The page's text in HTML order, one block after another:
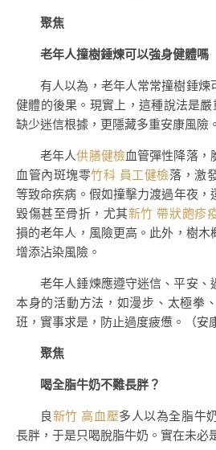
聚焦
老年人撞樹錘煉可以強身健體嗎
有人以為，老年人常常撞樹錘煉
健體的後果。現實上，這種說法是嚴
缺少迷信根據，更隱藏多重安康風險。
老年人供膳健檢血管彈性降落，
血管內斑塊零竹科 員工健檢落，激
等致命疾病。假如撞擊力渡過年夜，
毀傷甚至骨折，尤其新竹 帶狀皰疹
損的老年人，風險更高。此外，樹木
增添沾染風險。
老年人錘煉應遵守迷信、平安、
本身的活動方法，如漫步、太極拳
班，實事求是，防止過度疲憊。（安
聚焦
喝全脂牛奶不難長胖？
良新竹 高血壓多人以為全脂牛
長胖，于是只喝脫脂牛奶。實在未必